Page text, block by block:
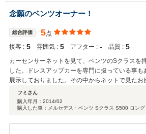
い。ご納車後のメンテナンスも弊社をご利用
ます。オイル交換から重整備までご対応させ
も引き続き宜しくお願い致します。
念願のベンツオーナー！
総合評価 5点
接客 : 5 雰囲気 : 5 アフター : ‐ 品質 : 5
カーセンサーネットを見て、ベンツのSクラスを
した。ドレスアップカーを専門に扱っている事
展示しておりました。その中からネットで見た
くりと見させて頂きました。担当して下さったス
とても好印象を受けました。他のスタッフの方た
いお店でした！担当の方には納車まで色々とアド
フミさん
購入年月： 2014/02
購入した車：メルセデス・ベンツ Sクラス S500 ロング